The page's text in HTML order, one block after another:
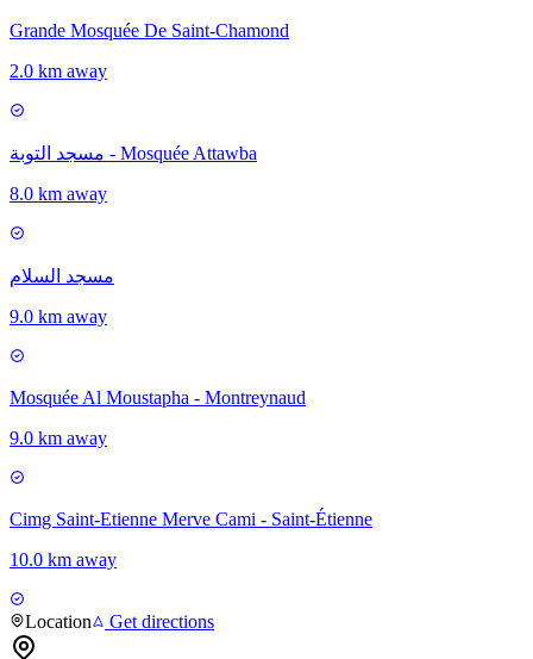
Grande Mosquée De Saint-Chamond
2.0 km away
مسجد التوبة - Mosquée Attawba
8.0 km away
مسجد السلام
9.0 km away
Mosquée Al Moustapha - Montreynaud
9.0 km away
Cimg Saint-Etienne Merve Cami - Saint-Étienne
10.0 km away
Location Get directions